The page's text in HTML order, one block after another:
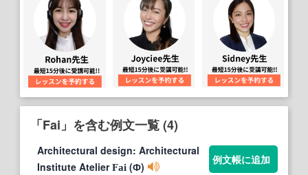
「Fai」を含む例文一覧 (4)
Architectural design: Architectural
Institute AtelierFai (Ф)
例文帳に追加